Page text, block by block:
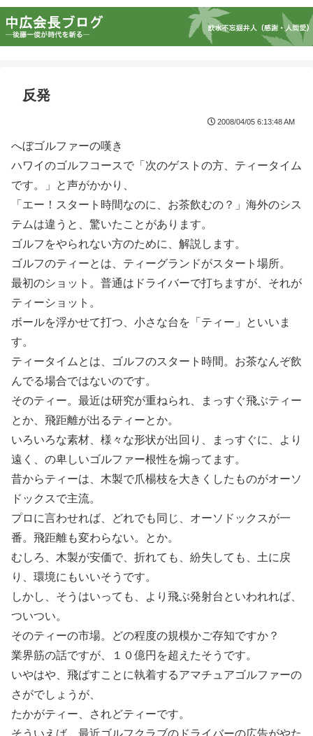
反発
2008/04/05 6:13:48 AM
へぼゴルファーの嘆き
ハワイのゴルフコースで「次のゲストの方、ティータイム
です。」と声がかかり、
「エー！スタート時間なのに、お茶飲むの？」海外のシス
テムは違うと、驚いたことがあります。
ゴルフをやられない方のために、解説します。
ゴルフのティーとは、ティーグランドがスタート場所。
最初のショット。普通はドライバーで打ちますが、それが
ティーショット。
ボールを浮かせて打つ、小さな台を「ティー」といいま
す。
ティータイムとは、ゴルフのスタート時間。お茶なんぞ飲
んでる場合ではないのです。
そのティー。最近は研究が重ねられ、まっすぐ飛ぶティー
とか、飛距離が出るティーとか。
いろいろな素材、様々な形状が出回り、まっすぐに、より
遠く、の卑しいゴルファー根性を煽ってます。
昔からティーは、木製で爪楊枝を大きくしたものがオーソ
ドックスで主流。
プロに言わせれば、どれでも同じ、オーソドックスが一
番。飛距離も変わらない。とか。
むしろ、木製が安価で、折れても、紛失しても、土に戻
り、環境にもいいそうです。
しかし、そうはいっても、より飛ぶ発射台といわれれば、
ついつい。
そのティーの市場。どの程度の規模かご存知ですか？
業界筋の話ですが、１０億円を超えたそうです。
いやはや、飛ばすことに執着するアマチュアゴルファーの
さがでしょうが、
たかがティー、されどティーです。
そういえば、最近ゴルフクラブのドライバーの広告がやた